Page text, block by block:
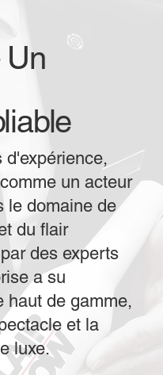
Un
d'expérience,
un acteur
le domaine de
du flair
des experts
a su
haut de gamme,
et la
luxe.